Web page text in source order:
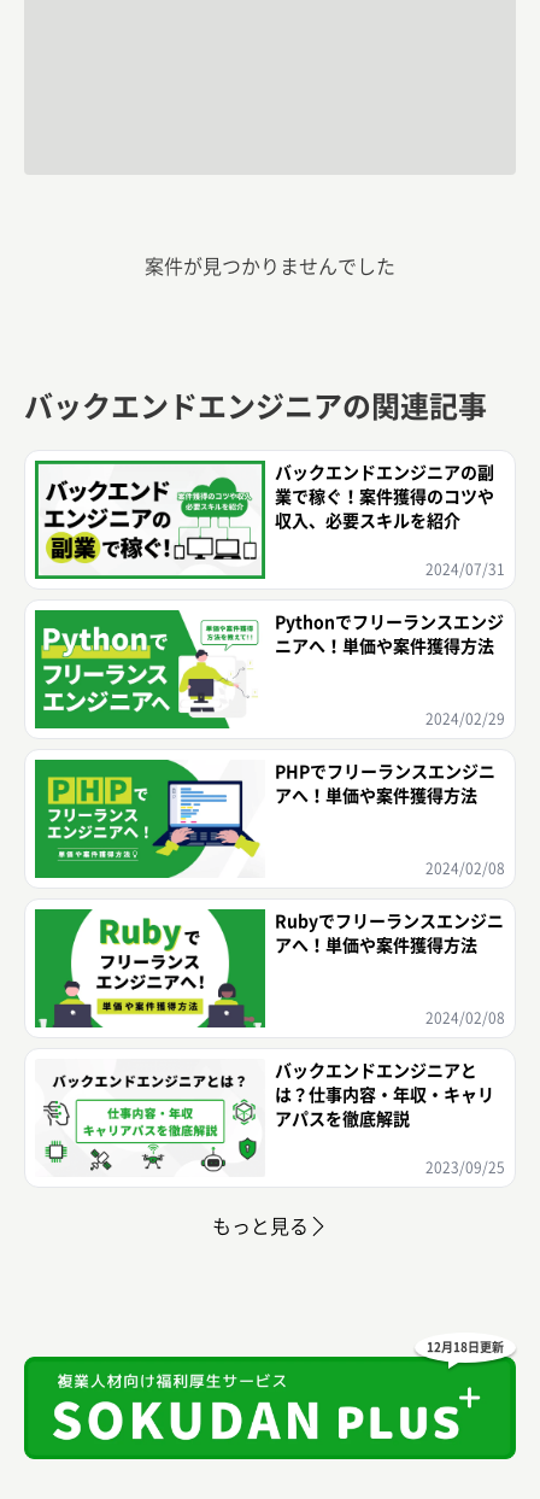
案件が見つかりませんでした
バックエンドエンジニアの関連記事
バックエンドエンジニアの副
業で稼ぐ！案件獲得のコツや
収入、必要スキルを紹介
2024/07/31
Pythonでフリーランスエンジ
ニアへ！単価や案件獲得方法
2024/02/29
PHPでフリーランスエンジニ
アへ！単価や案件獲得方法
2024/02/08
Rubyでフリーランスエンジニ
アへ！単価や案件獲得方法
2024/02/08
バックエンドエンジニアと
は？仕事内容・年収・キャリ
アパスを徹底解説
2023/09/25
もっと見る
12月18日更新